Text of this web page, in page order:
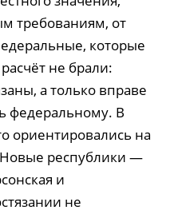
требованиям, от
которые
не брали:
а только вправе
федеральному. В
ориентировались на
республики —
и
не